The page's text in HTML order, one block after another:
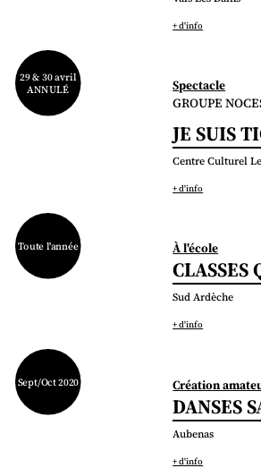
+ d'info
Spectacle
29 & 30 avril
ANNULÉ
GROUPE
JE SUIS
Centre Culturel
+ d'info
À l'école
Toute l'année
CLASSES
Sud Ardèche
+ d'info
Création
Sept/Oct 2020
DANSES
Aubenas
+ d'info